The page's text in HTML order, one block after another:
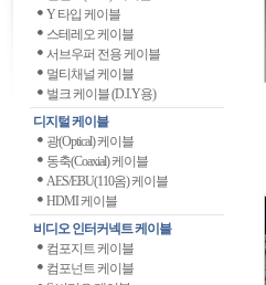
Y 타입 케이블
스테레오 케이블
서브우퍼 전용 케이블
멀티채널 케이블
벌크 케이블 (D.I.Y용)
디지털 케이블
광(Optical) 케이블
동축(Coaxial) 케이블
AES/EBU(110옴) 케이블
HDMI 케이블
비디오 인터커넥트 케이블
컴포지트 케이블
컴포넌트 케이블